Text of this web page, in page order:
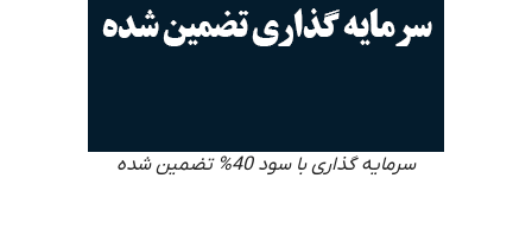
سرمایه گذاری با سود 40% تضمین شده